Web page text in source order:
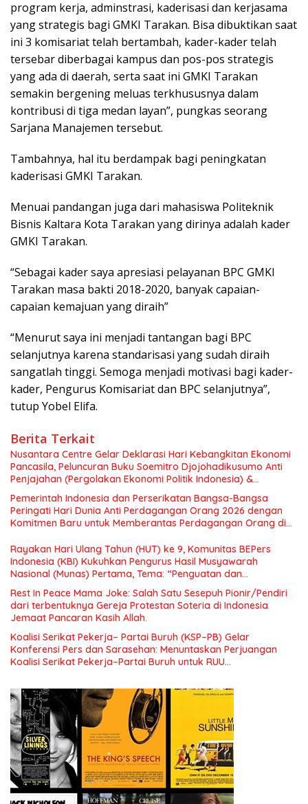
program kerja, adminstrasi, kaderisasi dan kerjasama
yang strategis bagi GMKI Tarakan. Bisa dibuktikan saat
ini 3 komisariat telah bertambah, kader-kader telah
tersebar diberbagai kampus dan pos-pos strategis
yang ada di daerah, serta saat ini GMKI Tarakan
semakin bergening meluas terkhususnya dalam
kontribusi di tiga medan layan”, pungkas seorang
Sarjana Manajemen tersebut.
Tambahnya, hal itu berdampak bagi peningkatan
kaderisasi GMKI Tarakan.
Menuai pandangan juga dari mahasiswa Politeknik
Bisnis Kaltara Kota Tarakan yang dirinya adalah kader
GMKI Tarakan.
“Sebagai kader saya apresiasi pelayanan BPC GMKI
Tarakan masa bakti 2018-2020, banyak capaian-
capaian kemajuan yang diraih”
“Menurut saya ini menjadi tantangan bagi BPC
selanjutnya karena standarisasi yang sudah diraih
sangatlah tinggi. Semoga menjadi motivasi bagi kader-
kader, Pengurus Komisariat dan BPC selanjutnya”,
tutup Yobel Elifa.
Berita Terkait
Nusantara Centre Gelar Deklarasi Hari Kebangkitan Ekonomi
Pancasila, Peluncuran Buku Soemitro Djojohadikusumo Anti
Penjajahan (Pergolakan Ekonomi Politik Indonesia) &
Simposium Nasional “Urgensi Undang-Undang Perekonomian
Nasional dan Kesejahteraan Sosial dalam Menata Bangsa
Menuju Indonesia Emas 2045”,
Pemerintah Indonesia dan Perserikatan Bangsa-Bangsa
Peringati Hari Dunia Anti Perdagangan Orang 2026 dengan
Komitmen Baru untuk Memberantas Perdagangan Orang di
Rayakan Hari Ulang Tahun (HUT) ke 9, Komunitas BEPers
Indonesia (KBI) Kukuhkan Pengurus Hasil Musyawarah
Nasional (Munas) Pertama, Tema: “Penguatan dan
Pengembangan Organisasi KBI yang Berbasis Riset di seluruh
Indonesia dan Mancanegara”.
Rest In Peace Mama Joke: Salah Satu Sesepuh Pionir/Pendiri
dari terbentuknya Gereja Protestan Soteria di Indonesia
Jemaat Pancaran Kasih Allah.
Koalisi Serikat Pekerja– Partai Buruh (KSP–PB) Gelar
Konferensi Pers dan Sarasehan: Menuntaskan Perjuangan
Koalisi Serikat Pekerja–Partai Buruh untuk RUU